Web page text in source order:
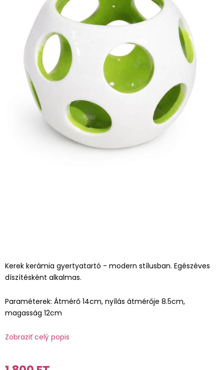
Kerek kerámia gyertyatartó - modern stílusban. Egészéves
díszítésként alkalmas.
Paraméterek: Átmérő 14cm, nyílás átmérője 8.5cm,
magasság 12cm
Zobraziť celý popis